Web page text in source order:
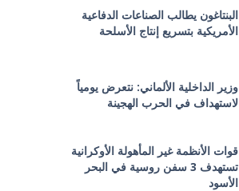
البنتاغون يطالب الصناعات الدفاعية
الأمريكية بتسريع إنتاج الأسلحة
وزير الداخلية الألماني: نتعرض يومياً
لاستهداف في الحرب الهجينة
قوات الأنظمة غير المأهولة الأوكرانية
تستهدف 3 سفن روسية في البحر
الأسود